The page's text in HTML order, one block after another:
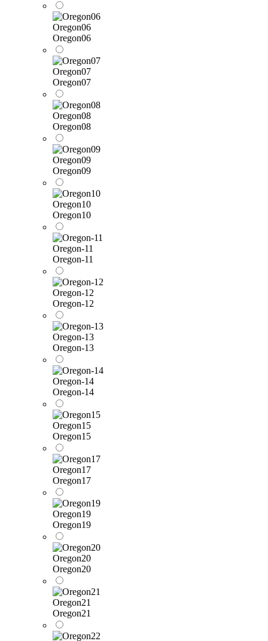
Oregon06
Oregon06
Oregon07
Oregon07
Oregon08
Oregon08
Oregon09
Oregon09
Oregon10
Oregon10
Oregon-11
Oregon-11
Oregon-12
Oregon-12
Oregon-13
Oregon-13
Oregon-14
Oregon-14
Oregon15
Oregon15
Oregon17
Oregon17
Oregon19
Oregon19
Oregon20
Oregon20
Oregon21
Oregon21